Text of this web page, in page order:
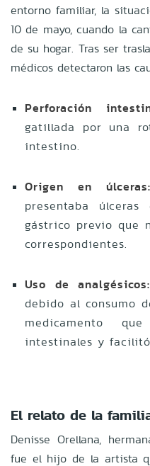
entorno familiar, la
10 de mayo, cuando la
de su hogar. Tras ser
médicos detectaron las
Perforación
gatillada por una
intestino.
Origen en úlceras:
presentaba
gástrico previo que
correspondientes.
Uso de analgésicos:
debido al consumo
medicamento
intestinales y
El relato de la
Denisse Orellana,
fue el hijo de la artista